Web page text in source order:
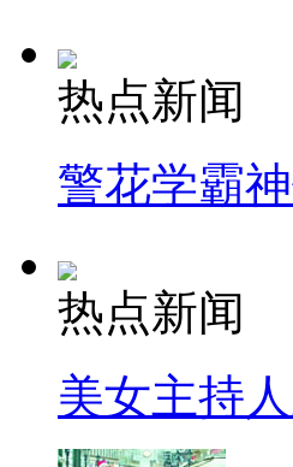
热点新闻
警花学霸
热点新闻
美女主持